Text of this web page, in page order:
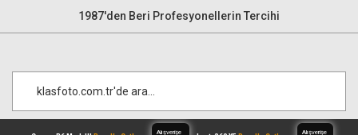
1987'den Beri Profesyonellerin Tercihi